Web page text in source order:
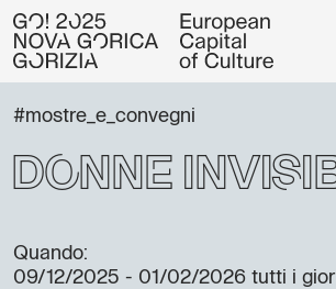
#mostre_e_convegni
Donne
Quando:
09/12/2025 - 01/02/2026 tutti i